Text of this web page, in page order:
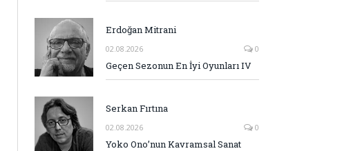
Erdoğan Mitrani
02.08.2026 0
Geçen Sezonun En İyi Oyunları IV
Serkan Fırtına
02.08.2026 0
Yoko Ono’nun Kavramsal Sanat